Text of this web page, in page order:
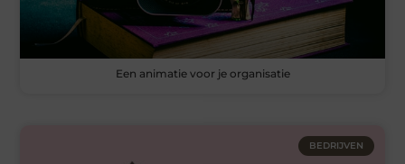
Een animatie voor je organisatie
BEDRIJVEN